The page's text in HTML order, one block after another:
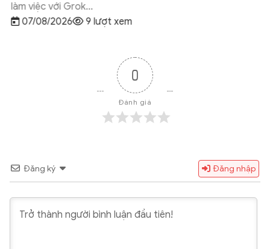
làm việc với Grok...
07/08/2026
9 lượt xem
0
Đánh giá
Đăng ký Đăng nhập